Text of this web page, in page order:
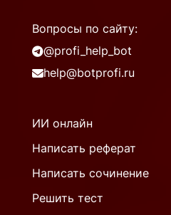
Вопросы по сайту:
@profi_help_bot
help@botprofi.ru
ИИ онлайн
Написать реферат
Написать сочинение
Решить тест